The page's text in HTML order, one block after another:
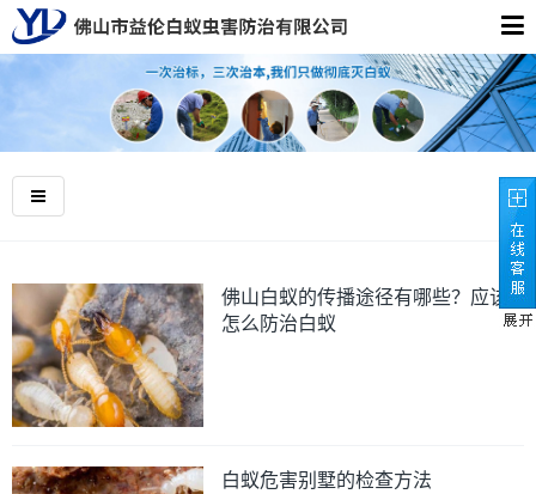
佛山白蚁的传播途径有哪些？应该
怎么防治白蚁
白蚁危害别墅的检查方法